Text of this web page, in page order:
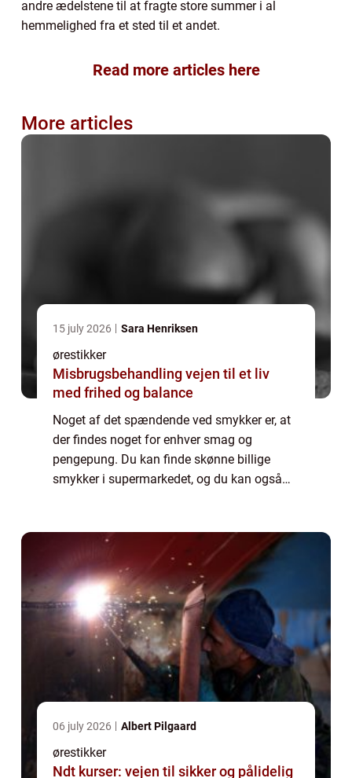
andre ædelstene til at fragte store summer i al
hemmelighed fra et sted til et andet.
Read more articles here
More articles
15 july 2026 Sara Henriksen
ørestikker
Misbrugsbehandling vejen til et liv
med frihed og balance
Noget af det spændende ved smykker er, at
der findes noget for enhver smag og
pengepung. Du kan finde skønne billige
smykker i supermarkedet, og du kan også
06 july 2026 Albert Pilgaard
ørestikker
Ndt kurser: vejen til sikker og pålidelig